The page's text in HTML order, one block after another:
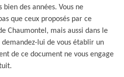
des années. Vous ne
que ceux proposés par ce
Chaumontel, mais aussi dans le
lui de vous établir un
de ce document ne vous engage